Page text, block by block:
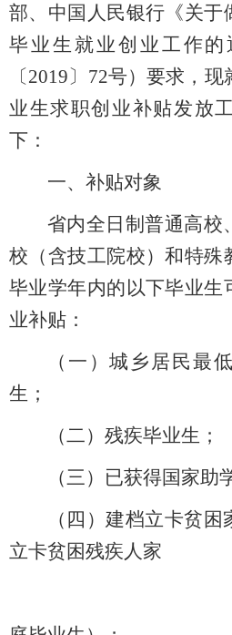
部、中国人民银行《关于
毕业生就业创业工作
〔2019〕72号）要求， 现
业生求职创业补贴发放
下：
一、补贴对象
省内全日制普通高校
校（含技工院校）和特殊
毕业学年内的以下毕业生
业补贴：
（一）城乡居民最
生；
（二）残疾毕业生；
（三）已获得国家助
（四）建档立卡贫
立卡贫困残疾人家